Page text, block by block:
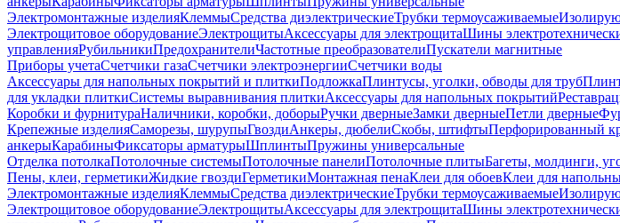
Электромонтажные изделияКлеммыСредства диэлектрическиеТрубки термоусаживаемые
Электрощитовое оборудованиеЭлектрощитыАксессуары для электрощитаШины
управленияРубильникиПредохранителиЧастотные преобразователиПускатели магнитные
Приборы учетаСчетчики газаСчетчики электроэнергииСчетчики воды
Аксессуары для напольных покрытий и плиткиПодложкаПлинтусы, уголки, обводы для труб
для укладки плиткиСистемы выравнивания плиткиАксессуары для напольных покрытий
Коробки и фурнитураНаличники, коробки, доборыРучки дверныеЗамки дверныеПетли дверные
Крепежные изделияСаморезы, шурупыГвоздиАнкеры, дюбелиСкобы, штифтыПерфорированный
анкерыКарабиныФиксаторы арматурыШплинтыПружины универсальные
Отделка потолкаПотолочные системыПотолочные панелиПотолочные плитыБагеты, молдинги,
Пены, клеи, герметикиЖидкие гвоздиГерметикиМонтажная пенаКлеи для обоевКлеи для
Электромонтажные изделияКлеммыСредства диэлектрическиеТрубки термоусаживаемые
Электрощитовое оборудованиеЭлектрощитыАксессуары для электрощитаШины